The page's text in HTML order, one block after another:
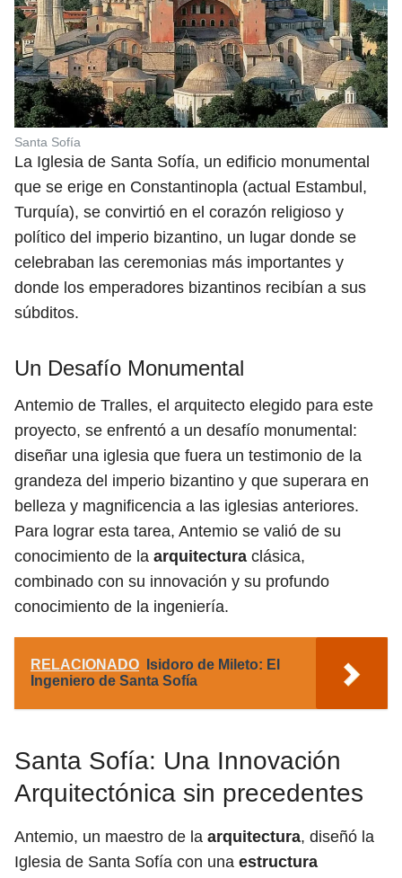
Santa Sofía
La Iglesia de Santa Sofía, un edificio monumental
que se erige en Constantinopla (actual Estambul,
Turquía), se convirtió en el corazón religioso y
político del imperio bizantino, un lugar donde se
celebraban las ceremonias más importantes y
donde los emperadores bizantinos recibían a sus
súbditos.
Un Desafío Monumental
Antemio de Tralles, el arquitecto elegido para este
proyecto, se enfrentó a un desafío monumental:
diseñar una iglesia que fuera un testimonio de la
grandeza del imperio bizantino y que superara en
belleza y magnificencia a las iglesias anteriores.
Para lograr esta tarea, Antemio se valió de su
conocimiento de la arquitectura clásica,
combinado con su innovación y su profundo
conocimiento de la ingeniería.
RELACIONADO
Isidoro de Mileto: El
Ingeniero de Santa Sofía
Santa Sofía: Una Innovación
Arquitectónica sin precedentes
Antemio, un maestro de la arquitectura, diseñó la
Iglesia de Santa Sofía con una estructura